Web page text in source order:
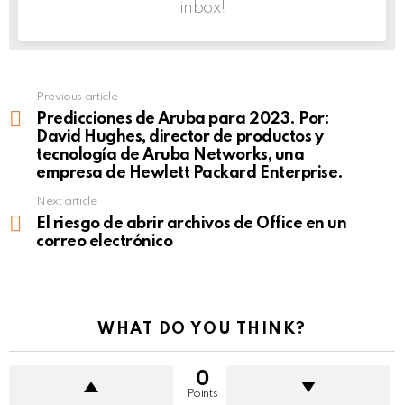
inbox!
more
Previous article
Predicciones de Aruba para 2023. Por:
David Hughes, director de productos y
tecnología de Aruba Networks, una
empresa de Hewlett Packard Enterprise.
Next article
El riesgo de abrir archivos de Office en un
correo electrónico
WHAT DO YOU THINK?
0
Points